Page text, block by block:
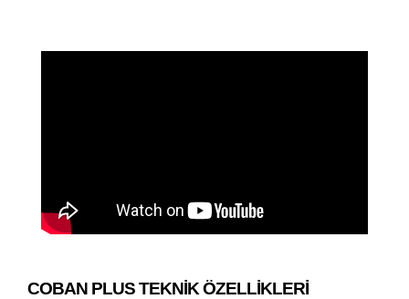
COBAN PLUS TEKNIK ÖZELLIKLERI